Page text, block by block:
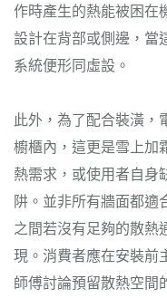
作時產生的熱能被困在
設計在背部或側邊，當
系統便形同虛設。
此外，為了配合裝潢，
櫥櫃內，這更是雪上加
熱需求，或使用者自身
阱。並非所有牆面都適
之間若沒有足夠的散熱
現。消費者應在安裝前
師傅討論預留散熱空間